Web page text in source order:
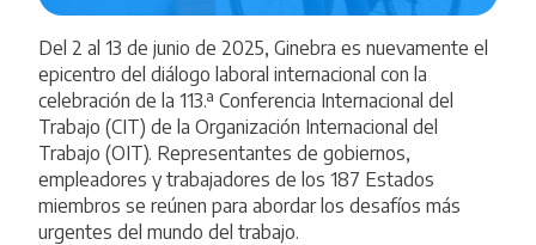
Del 2 al 13 de junio de 2025, Ginebra es nuevamente el
epicentro del diálogo laboral internacional con la
celebración de la 113.ª Conferencia Internacional del
Trabajo (CIT) de la Organización Internacional del
Trabajo (OIT). Representantes de gobiernos,
empleadores y trabajadores de los 187 Estados
miembros se reúnen para abordar los desafíos más
urgentes del mundo del trabajo.